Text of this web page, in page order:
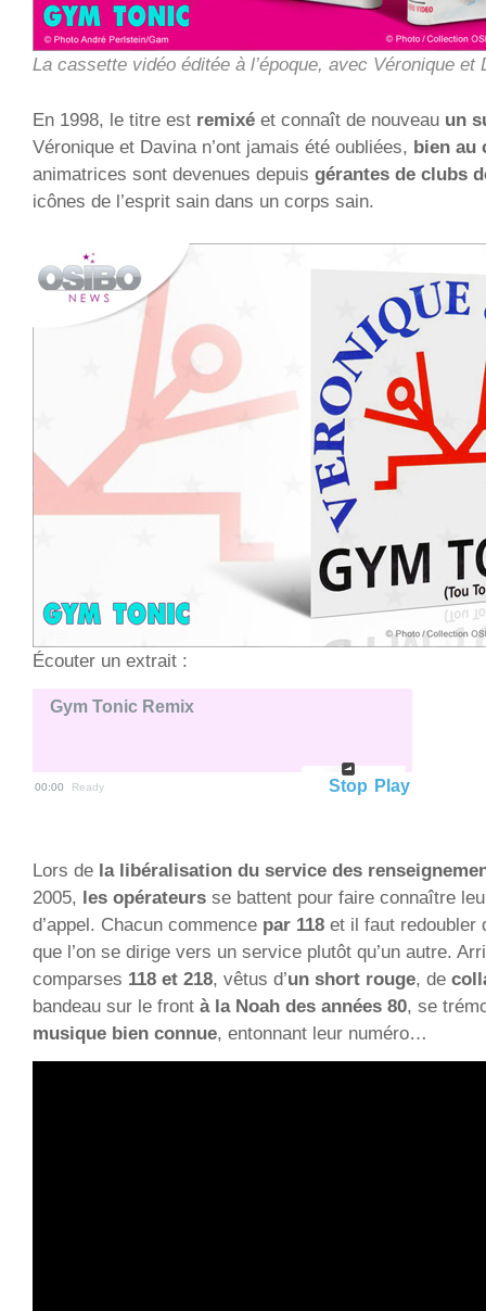
La cassette vidéo éditée à l’époque, avec Véronique et
En 1998, le titre est remixé et connaît de nouveau un
Véronique et Davina n’ont jamais été oubliées, bien au
animatrices sont devenues depuis gérantes de clubs
icônes de l’esprit sain dans un corps sain.
Écouter un extrait :
Gym Tonic Remix
00:00 Ready Play
Stop
Lors de la libéralisation du service des
2005, les opérateurs se battent pour faire connaître
d’appel. Chacun commence par 118 et il faut redoubler
que l’on se dirige vers un service plutôt qu’un autre.
comparses 118 et 218, vêtus d’un short rouge, de
bandeau sur le front à la Noah des années 80, se
musique bien connue, entonnant leur numéro…